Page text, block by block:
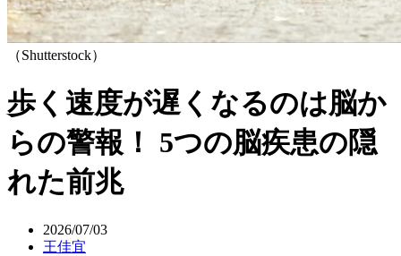
（Shutterstock）
歩く速度が遅くなるのは脳か
らの警報！ 5つの脳疾患の隠
れた前兆
2026/07/03
王佳宜